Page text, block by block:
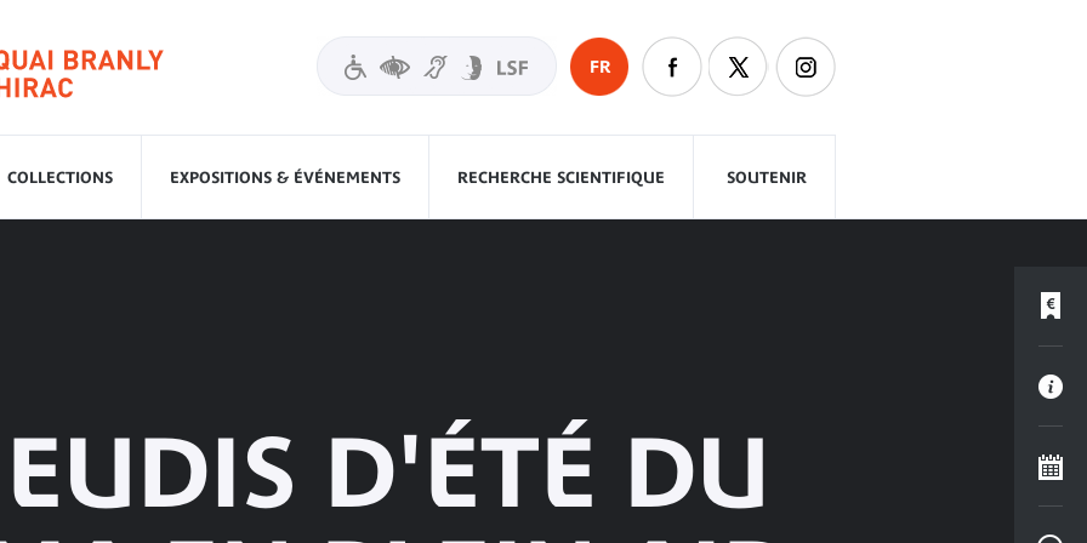
FR
COLLECTIONS EXPOSITIONS & ÉVÉNEMENTS RECHERCHE SCIENTIFIQUE SOUTENIR
D'ÉTÉ DU